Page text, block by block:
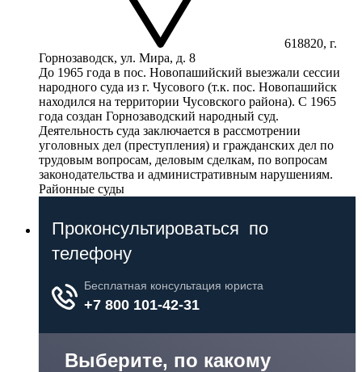
618820, г.
Горнозаводск, ул. Мира, д. 8
До 1965 года в пос. Новопашийский выезжали сессии
народного суда из г. Чусового (т.к. пос. Новопашийск
находился на территории Чусовского района). С 1965
года создан Горнозаводский народный суд.
Деятельность суда заключается в рассмотрении
уголовных дел (преступления) и гражданских дел по
трудовым вопросам, деловым сделкам, по вопросам
законодательства и административным нарушениям.
Районные суды